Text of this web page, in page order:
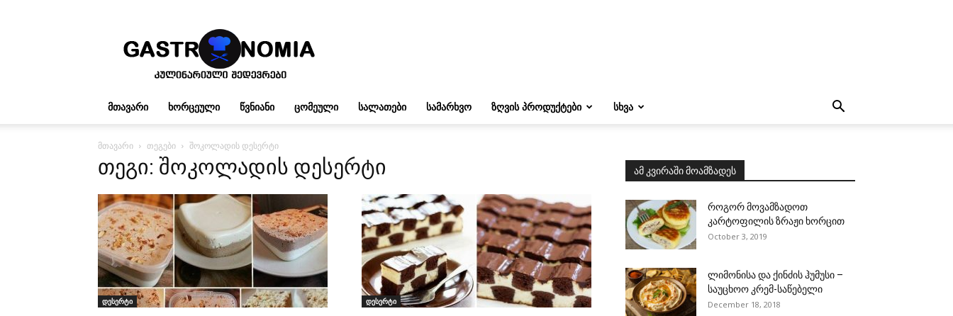
გასტრონომია
ᲛᲗᲐᲕᲐᲠᲘ ᲮᲝᲠᲪᲔᲣᲚᲘ ᲬᲕᲜᲘᲐᲜᲘ ᲪᲝᲛᲔᲣᲚᲘ ᲡᲐᲚᲐᲗᲔᲑᲘ ᲡᲐᲛᲐᲠᲮᲕᲝ ᲖᲦᲕᲘᲡ ᲞᲠᲝᲓᲣᲥᲢᲔᲑᲘ ᲡᲮᲕᲐ
მთავარი თეგები შოკოლადის დესერტი
თეგი: შოკოლადის დესერტი
დესერტი დესერტი
ამ კვირაში მოამზადეს
როგორ მოვამზადოთ
კარტოფილის ზრაჟი ხორცით
October 3, 2019
ლიმონისა და ქინძის ჰუმუსი –
საუცხოო კრემ-საწებელი
December 18, 2018